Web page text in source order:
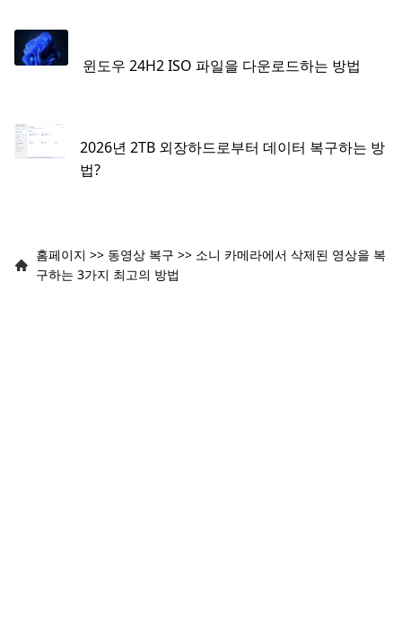
윈도우 24H2 ISO 파일을 다운로드하는 방법
2026년 2TB 외장하드로부터 데이터 복구하는 방
법?
홈페이지 >> 동영상 복구 >> 소니 카메라에서 삭제된 영상을 복
구하는 3가지 최고의 방법